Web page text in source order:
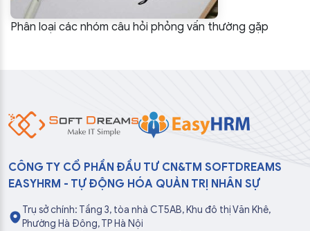
Phân loại các nhóm câu hỏi phỏng vấn thường gặp
CÔNG TY CỔ PHẦN ĐẦU TƯ CN&TM SOFTDREAMS
EASYHRM - TỰ ĐỘNG HÓA QUẢN TRỊ NHÂN SỰ
Trụ sở chính: Tầng 3, tòa nhà CT5AB, Khu đô thị Văn Khê,
Phường Hà Đông, TP Hà Nội